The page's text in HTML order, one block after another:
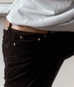
Archiv
Macht Wahn
Kinder Kunst